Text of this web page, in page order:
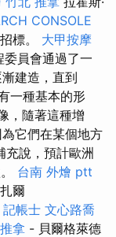
CONSOLE
標。 大甲按摩
員會通過了一
建造，直到
一種基本的形
，隨著這種增
它們在某個地方
充說，預計歐洲
台南 外燴 ptt
爾
記帳士 文心路喬
拿 - 貝爾格萊德